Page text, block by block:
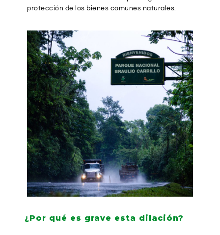
protección de los bienes comunes naturales.
¿Por qué es grave esta dilación?